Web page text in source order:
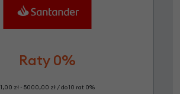
Raty 0%
1,00 zł - 5000,00 zł / do 10 rat 0%